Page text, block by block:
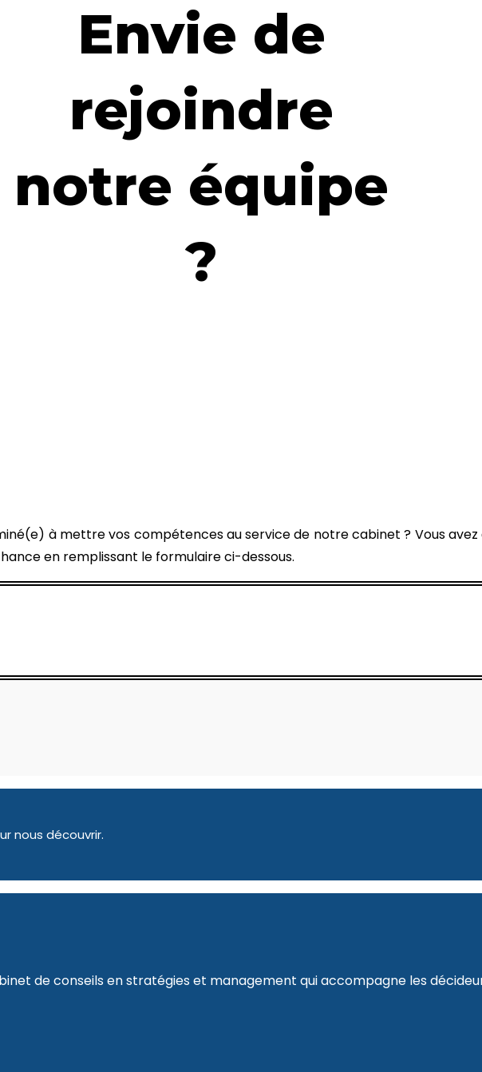
Envie de
rejoindre
notre équipe
?
à mettre vos compétences au service de notre cabinet ? Vous
en remplissant le formulaire ci-dessous.
nous découvrir.
de conseils en stratégies et management qui accompagne les